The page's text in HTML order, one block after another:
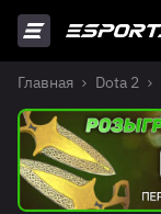
Главная Dota 2